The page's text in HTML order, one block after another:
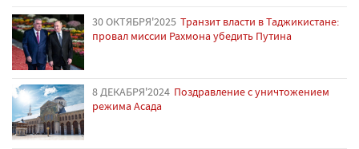
30 ОКТЯБРЯ'2025 Транзит власти в Таджикистане:
провал миссии Рахмона убедить Путина
8 ДЕКАБРЯ'2024 Поздравление с уничтожением
режима Асада